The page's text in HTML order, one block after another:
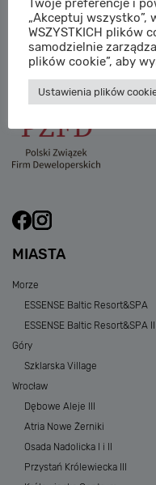
sprzedaz@sagaris.pl
MIASTA
Morze
ESSENSE Baltic Resort&SPA
ESSENSE Baltic Resort&SPA II
Góry
Szklarska Village
Wrocław
Dębowe Aleje III
Atria Nowe Żerniki
Osada Nadolicka I i II
Przystań Królewiecka III
Twoje preferencje i
„Akceptuj wszystko”,
WSZYSTKICH plików
samodzielnie
plików cookie”, aby
Ustawienia plików